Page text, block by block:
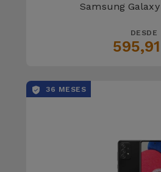
Samsung
DESDE
36 MESES